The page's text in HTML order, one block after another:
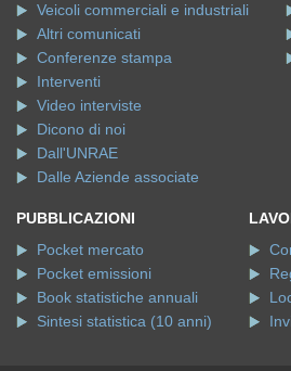
Veicoli commerciali e industriali
Altri comunicati
Conferenze stampa
Interventi
Video interviste
Dicono di noi
Dall'UNRAE
Dalle Aziende associate
PUBBLICAZIONI
Pocket mercato
Pocket emissioni
Book statistiche annuali
Sintesi statistica (10 anni)